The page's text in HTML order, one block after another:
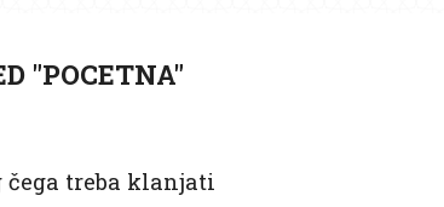
"POCETNA"
čega treba klanjati